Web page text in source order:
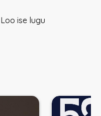
Loo ise lugu